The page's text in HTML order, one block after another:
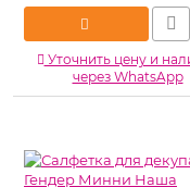
Уточнить цену и
через WhatsApp